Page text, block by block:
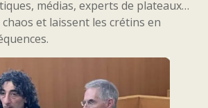
médias, experts de plateaux…
et laissent les crétins en